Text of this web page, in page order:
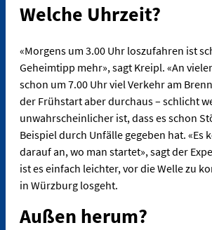
Welche Uhrzeit?
«Morgens um 3.00 Uhr loszufahren ist
Geheimtipp mehr», sagt Kreipl. «An
schon um 7.00 Uhr viel Verkehr am
der Frühstart aber durchaus – schlicht
unwahrscheinlicher ist, dass es schon
Beispiel durch Unfälle gegeben hat. «Es
darauf an, wo man startet», sagt der
ist es einfach leichter, vor die Welle zu
in Würzburg losgeht.
Außen herum?